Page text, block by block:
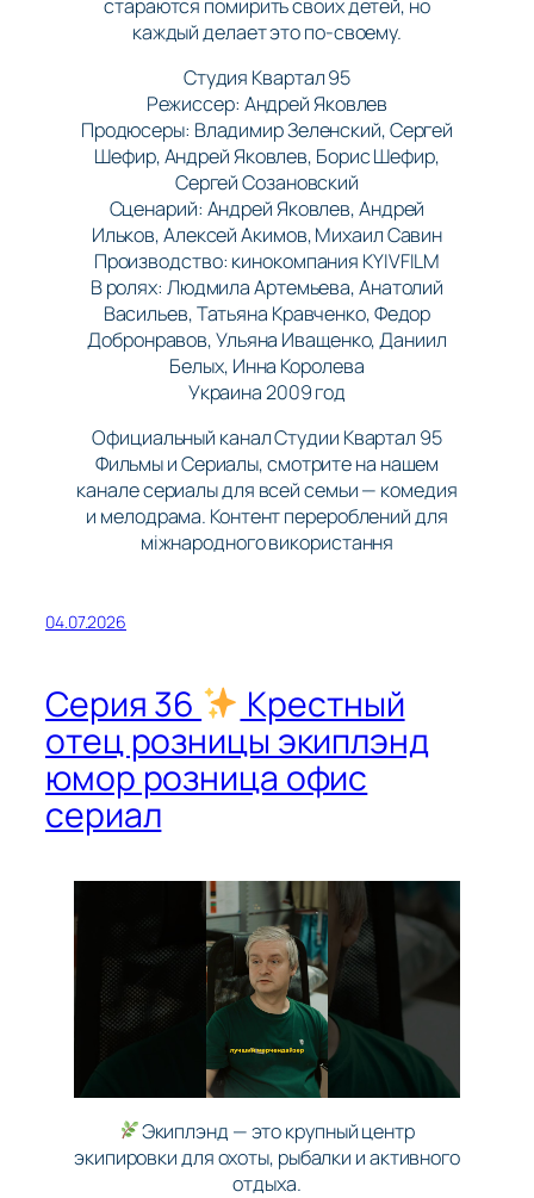
стараются помирить своих детей, но
каждый делает это по-своему.
Студия Квартал 95
Режиссер: Андрей Яковлев
Продюсеры: Владимир Зеленский, Сергей
Шефир, Андрей Яковлев, Борис Шефир,
Сергей Созановский
Сценарий: Андрей Яковлев, Андрей
Ильков, Алексей Акимов, Михаил Савин
Производство: кинокомпания KYIVFILM
В ролях: Людмила Артемьева, Анатолий
Васильев, Татьяна Кравченко, Федор
Добронравов, Ульяна Иващенко, Даниил
Белых, Инна Королева
Украина 2009 год
Официальный канал Студии Квартал 95
Фильмы и Сериалы, смотрите на нашем
канале сериалы для всей семьи — комедия
и мелодрама. Контент перероблений для
міжнародного використання
04.07.2026
Серия 36 Крестный
отец розницы экиплэнд
юмор розница офис
сериал
Экиплэнд — это крупный центр
экипировки для охоты, рыбалки и активного
отдыха.